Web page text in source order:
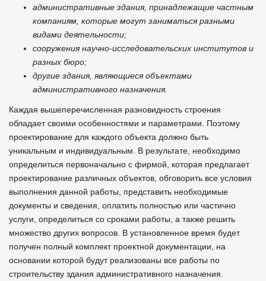
административные здания, принадлежащие частным
компаниям, которые могут заниматься разными
видами деятельности;
сооружения научно-исследовательских институтов и
разных бюро;
другие здания, являющиеся объектами
административного назначения.
Каждая вышеперечисленная разновидность строения
обладает своими особенностями и параметрами. Поэтому
проектирование для каждого объекта должно быть
уникальным и индивидуальным. В результате, необходимо
определиться первоначально с фирмой, которая предлагает
проектирование различных объектов, обговорить все условия
выполнения данной работы, представить необходимые
документы и сведения, оплатить полностью или частично
услуги, определиться со сроками работы, а также решить
множество других вопросов. В установленное время будет
получен полный комплект проектной документации, на
основании которой будут реализованы все работы по
строительству здания административного назначения.